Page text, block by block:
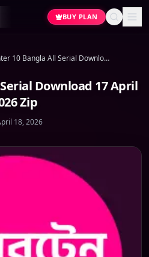
BUY PLAN
Enter 10 Bangla All Serial Download 17 April 2026 Zip
Download 17 April
Zip
18, 2026